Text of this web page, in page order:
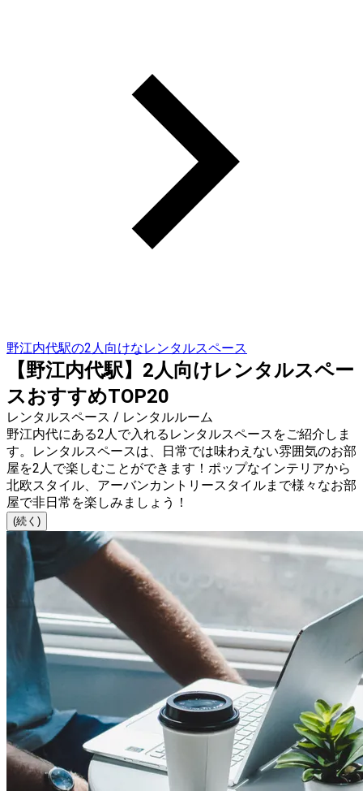
野江内代駅の2人向けなレンタルスペース
【野江内代駅】2人向けレンタルスペー
スおすすめTOP20
レンタルスペース / レンタルルーム
野江内代にある2人で入れるレンタルスペースをご紹介しま
す。レンタルスペースは、日常では味わえない雰囲気のお部
屋を2人で楽しむことができます！ポップなインテリアから
北欧スタイル、アーバンカントリースタイルまで様々なお部
屋で非日常を楽しみましょう！
(続く)